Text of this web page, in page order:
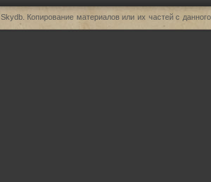
Skydb. Копирование материалов или их частей с